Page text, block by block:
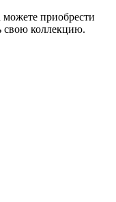
приобрести
свою коллекцию.